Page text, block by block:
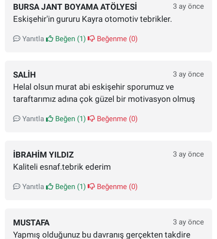
BURSA JANT BOYAMA ATÖLYESI 3 ay önce
Eskişehir'in gururu Kayra otomotiv tebrikler.
Yanıtla Beğen (1) Beğenme (0)
SALIH 3 ay önce
Helal olsun murat abi eskişehir sporumuz ve
taraftarımız adına çok güzel bir motivasyon olmuş
Yanıtla Beğen (1) Beğenme (0)
İBRAHIM YILDIZ 3 ay önce
Kaliteli esnaf.tebrik ederim
Yanıtla Beğen (1) Beğenme (0)
MUSTAFA 3 ay önce
Yapmış olduğunuz bu davranış gerçekten takdire